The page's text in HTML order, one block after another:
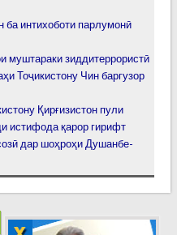
ба интихоботи парлумонӣ
зиддитеррористӣ
Тоҷикистону Чин баргузор
Қирғизистон пули
истифода қарор гирифт
дар шоҳроҳи Душанбе-